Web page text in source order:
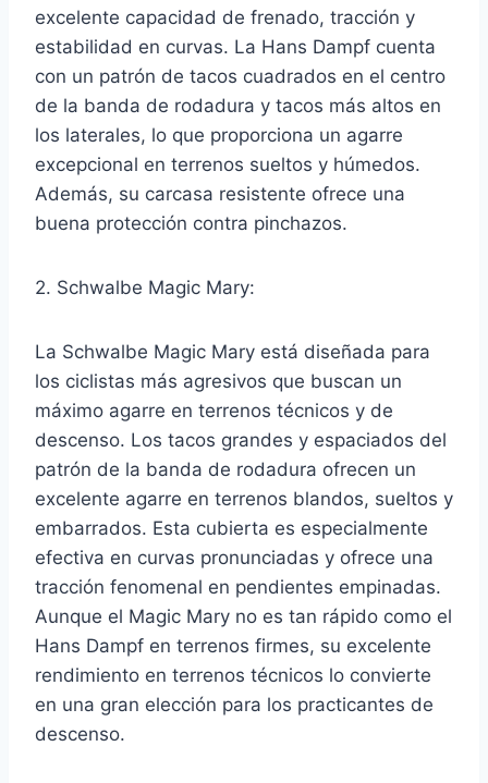
excelente capacidad de frenado, tracción y
estabilidad en curvas. La Hans Dampf cuenta
con un patrón de tacos cuadrados en el centro
de la banda de rodadura y tacos más altos en
los laterales, lo que proporciona un agarre
excepcional en terrenos sueltos y húmedos.
Además, su carcasa resistente ofrece una
buena protección contra pinchazos.
2. Schwalbe Magic Mary:
La Schwalbe Magic Mary está diseñada para
los ciclistas más agresivos que buscan un
máximo agarre en terrenos técnicos y de
descenso. Los tacos grandes y espaciados del
patrón de la banda de rodadura ofrecen un
excelente agarre en terrenos blandos, sueltos y
embarrados. Esta cubierta es especialmente
efectiva en curvas pronunciadas y ofrece una
tracción fenomenal en pendientes empinadas.
Aunque el Magic Mary no es tan rápido como el
Hans Dampf en terrenos firmes, su excelente
rendimiento en terrenos técnicos lo convierte
en una gran elección para los practicantes de
descenso.